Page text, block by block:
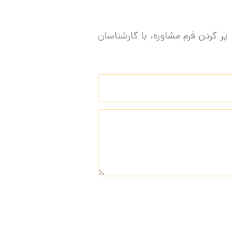
کردن فرم مشاوره، با کارشناسان